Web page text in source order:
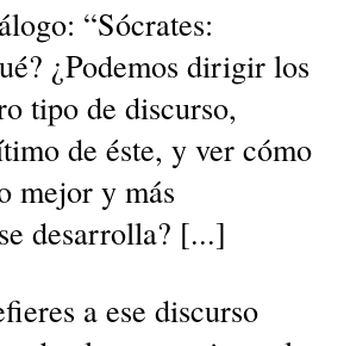
“Sócrates:
¿Podemos dirigir los
tipo de discurso,
de éste, y ver cómo
mejor y más
desarrolla? [...]
a ese discurso